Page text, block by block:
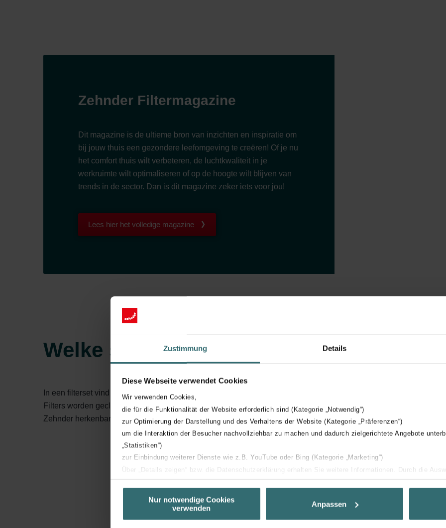
Zustimmung Details
Diese Webseite verwendet Cookies
Wir verwenden Cookies,
die für die Funktionalität der Website erforderlich sind (Kategorie „Notwendig“)
zur Optimierung der Darstellung und des Verhaltens der Website (Kategorie „Präferenzen“)
um die Interaktion der Besucher nachvollziehbar zu machen und dadurch zielgerichtete Angebote
„Statistiken“)
zur Einbindung weiterer Dienste wie z.B. YouTube oder Bing (Kategorie „Marketing“)
Über „Details zeigen“ bzw. die Datenschutzerklärung erhalten Sie weitere Informationen. Durch die
unserer Website verwenden, um Ihnen die bestmögliche Nutzererfahrung zu ermöglichen und Ihnen
basierend auf Ihren Interessen zur Verfügung zu stellen. Alle Einwilligungen können Sie
Datenschutzerklärung widerrufen.
Nur notwendige Cookies
verwenden
Anpassen
Zehnder Filtermagazine
Dit magazine is de ultieme bron van inzichten en inspiratie om
bij jouw thuis een gezondere leefomgeving te creëren! Of je nu
het comfort thuis wilt verbeteren, de luchtkwaliteit in je
werkruimte wilt optimaliseren of op de hoogte wilt blijven van
trends in de sector. Dan is dit magazine zeker iets voor jou!
Lees hier het volledige magazine
Welke soorten filters zijn er?
In een filterset vind je twee filters: één die de verse lucht filtert voordat deze in woning komt en één die de
Filters worden geclassificeerd volgens de luchtfilternorm "ISO 16890". Deze norm geeft aan in welke mate het
Zehnder herkenbare namen gegeven aan de verschillende typen filtersets.